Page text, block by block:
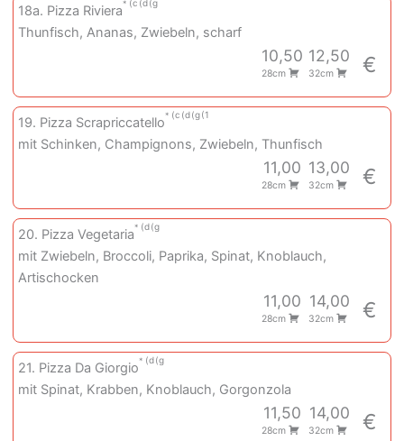
18a. Pizza Riviera
c d g
Thunfisch, Ananas, Zwiebeln, scharf
10,50
28cm
12,50
32cm €
19. Pizza Scrapriccatello
c d g 1
mit Schinken, Champignons, Zwiebeln, Thunfisch
11,00
28cm
13,00
32cm €
20. Pizza Vegetaria
d g
mit Zwiebeln, Broccoli, Paprika, Spinat, Knoblauch,
Artischocken
11,00
28cm
14,00
32cm €
21. Pizza Da Giorgio
d g
mit Spinat, Krabben, Knoblauch, Gorgonzola
11,50
28cm
14,00
32cm €